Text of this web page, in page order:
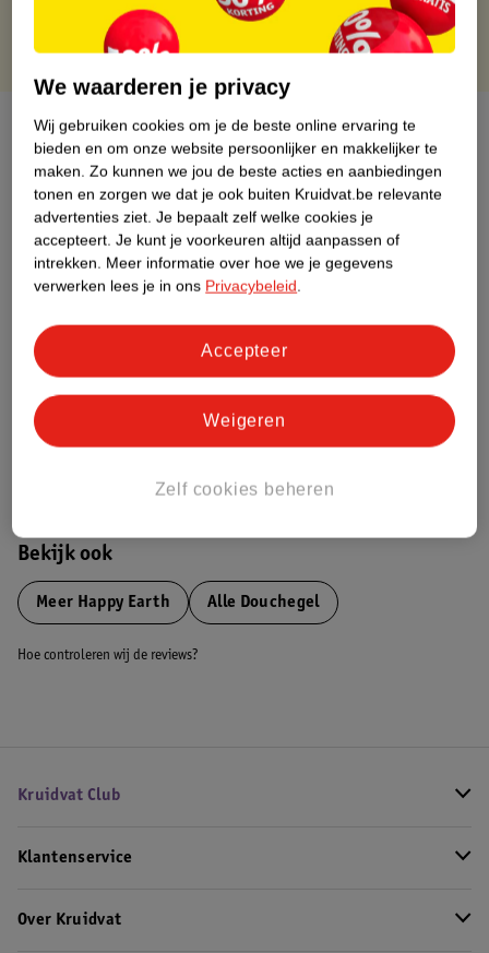
Over dit product
Productinformatie
Etiketinformatie
Impact Score.
Bekijk ook
Meer Happy Earth Alle Douchegel
Hoe controleren wij de reviews?
Kruidvat Club
Klantenservice
Over Kruidvat
We waarderen je privacy
Wij gebruiken cookies om je de beste online ervaring te
bieden en om onze website persoonlijker en makkelijker te
maken. Zo kunnen we jou de beste acties en aanbiedingen
tonen en zorgen we dat je ook buiten Kruidvat.be relevante
advertenties ziet. Je bepaalt zelf welke cookies je
accepteert. Je kunt je voorkeuren altijd aanpassen of
intrekken. Meer informatie over hoe we je gegevens
verwerken lees je in ons Privacybeleid.
Zelf cookies beheren
Weigeren
Accepteer